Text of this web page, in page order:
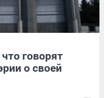
говорят
о своей